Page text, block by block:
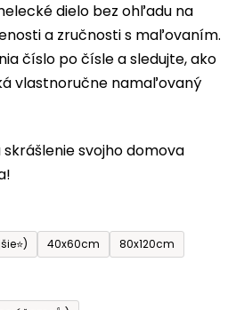
dielo bez ohľadu na
a zručnosti s maľovaním.
číslo po čísle a sledujte, ako
vlastnoručne namaľovaný
svojho domova
40x60cm 80x120cm